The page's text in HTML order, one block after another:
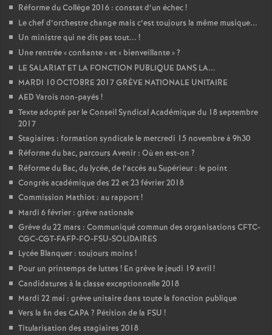
Réforme du Collège 2016 : constat d’un échec!
Le chef d’orchestre change mais c’est toujours la même musique...
Un ministre qui ne dit pas tout... !
Une rentrée «confiante» et « bienveillante»?
LE SALARIAT ET LA FONCTION PUBLIQUE DANS LA...
MARDI 10 OCTOBRE 2017 GRÈVE NATIONALE UNITAIRE
AED Varois non-payés !
Texte adopté par le Conseil Syndical Académique du 18 septembre
2017
Stagiaires : formation syndicale le mercredi 15 novembre à 9h30
Réforme du bac, parcours Avenir : Où en est-on ?
Réforme du Bac, du lycée, de l’accès au Supérieur : le point
Congrès académique des 22 et 23 février 2018
Commission Mathiot : au rapport!
Mardi 6 février : grève nationale
Grève du 22 mars : Communiqué commun des organisations CFTC-
CGC-CGT-FAFP-FO-FSU-SOLIDAIRES
Lycée Blanquer : toujours moins !
Pour un printemps de luttes ! En grève le jeudi 19 avril!
Candidatures à la classe exceptionnelle 2018
Mardi 22 mai : grève unitaire dans toute la fonction publique
Vers la fin des CAPA? Pétition de la FSU !
Titularisation des stagiaires 2018